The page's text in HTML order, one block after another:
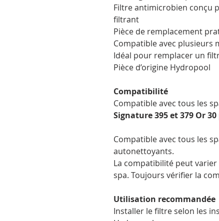
Filtre antimicrobien conçu
filtrant
Pièce de remplacement
Compatible avec
Idéal pour remplacer un
Pièce d’origine Hydropool
Compatibilité
Compatible avec tous les
Signature 395 et 379 Or
Compatible avec tous les
autonettoyants.
La compatibilité peut varier
spa. Toujours vérifier la
Utilisation recommandée
Installer le filtre selon les